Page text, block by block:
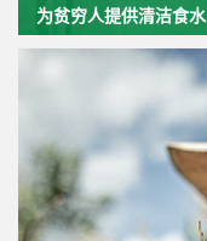
为贫穷人提供清洁食水